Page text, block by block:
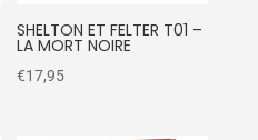
SHELTON ET FELTER T01 –
LA MORT NOIRE
€17,95